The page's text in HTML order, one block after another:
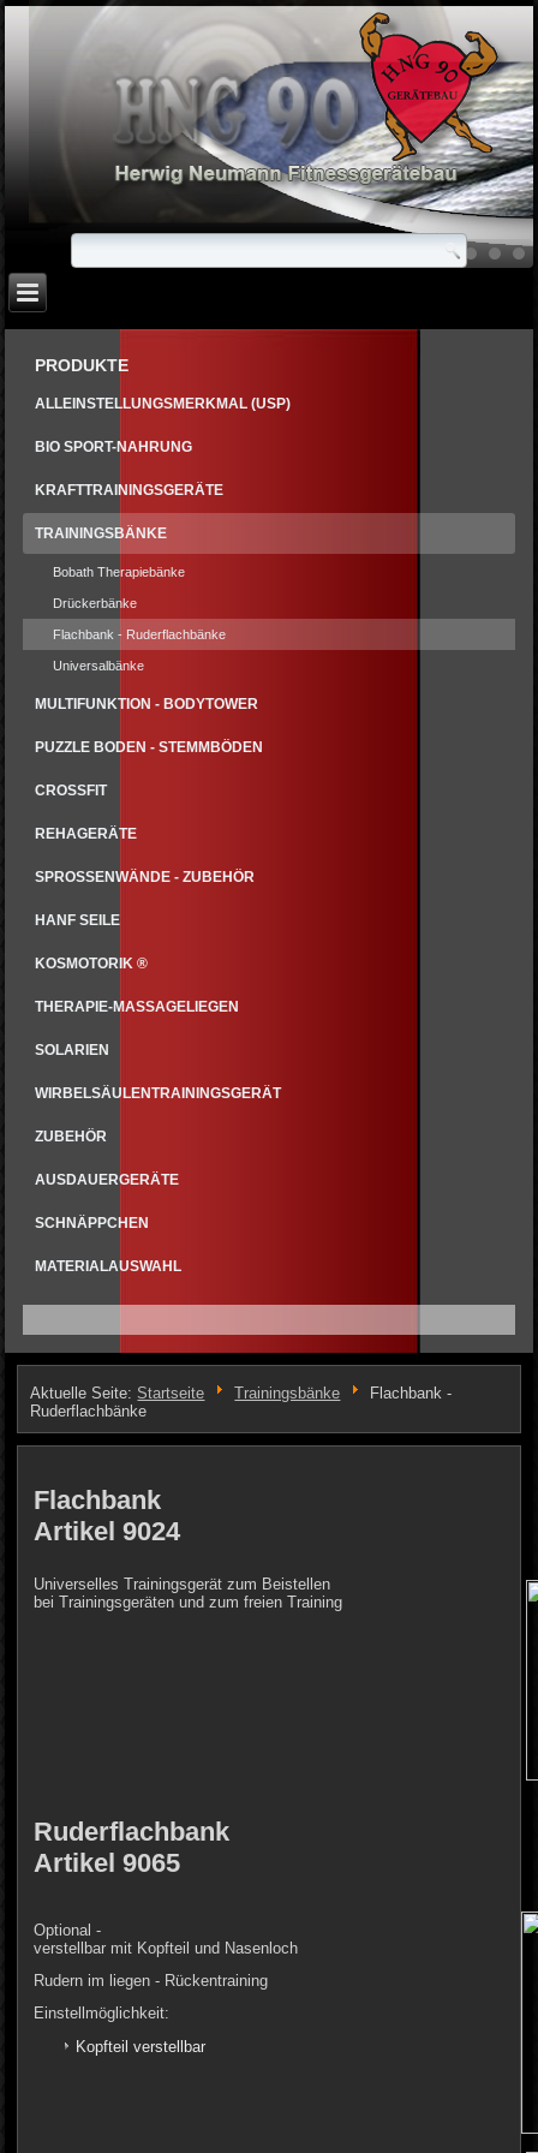
PRODUKTE
ALLEINSTELLUNGSMERKMAL (USP)
BIO SPORT-NAHRUNG
KRAFTTRAININGSGERÄTE
TRAININGSBÄNKE
Bobath Therapiebänke
Drückerbänke
Flachbank - Ruderflachbänke
Universalbänke
MULTIFUNKTION - BODYTOWER
PUZZLE BODEN - STEMMBÖDEN
CROSSFIT
REHAGERÄTE
SPROSSENWÄNDE - ZUBEHÖR
HANF SEILE
KOSMOTORIK ®
THERAPIE-MASSAGELIEGEN
SOLARIEN
WIRBELSÄULENTRAININGSGERÄT
ZUBEHÖR
AUSDAUERGERÄTE
SCHNÄPPCHEN
MATERIALAUSWAHL
Aktuelle Seite:Startseite Trainingsbänke
Flachbank -
Ruderflachbänke
Flachbank
Artikel 9024
Universelles Trainingsgerät zum Beistellen
bei Trainingsgeräten und zum freien Training
Ruderflachbank
Artikel 9065
Optional -
verstellbar mit Kopfteil und Nasenloch
Rudern im liegen - Rückentraining
Einstellmöglichkeit:
Kopfteil verstellbar